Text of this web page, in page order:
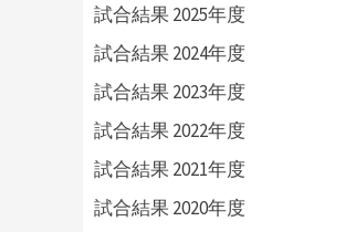
試合結果 2025年度
試合結果 2024年度
試合結果 2023年度
試合結果 2022年度
試合結果 2021年度
試合結果 2020年度